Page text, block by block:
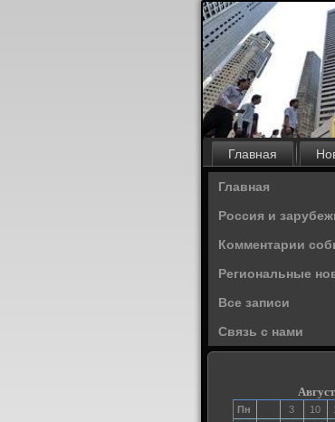
Главная
Главная
Россия и
Комментарии
Региональные
Все записи
Связь с нами
Август
Пн 3 10